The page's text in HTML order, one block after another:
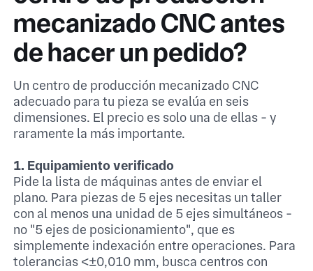
mecanizado CNC antes
de hacer un pedido?
Un centro de producción mecanizado CNC
adecuado para tu pieza se evalúa en seis
dimensiones. El precio es solo una de ellas - y
raramente la más importante.
1. Equipamiento verificado
Pide la lista de máquinas antes de enviar el
plano. Para piezas de 5 ejes necesitas un taller
con al menos una unidad de 5 ejes simultáneos -
no "5 ejes de posicionamiento", que es
simplemente indexación entre operaciones. Para
tolerancias <±0,010 mm, busca centros con